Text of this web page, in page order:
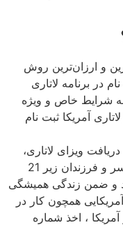
و ارزان‌ترین روش
در برنامه لاتاری
شرایط خاص و ویژه
آمریکا ثبت نام
ویزای لاتاری،
می‌توانند همراه با خانواده خود (یعنی همسر و فرزندان زیر 21
و ضمن زندگی همیشگی
همچون کار در
، اخذ شماره